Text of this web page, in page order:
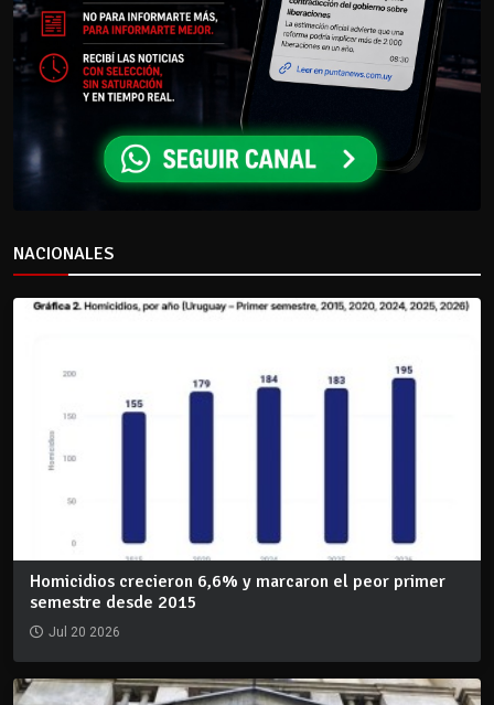
NACIONALES
Homicidios crecieron 6,6% y marcaron el peor primer
semestre desde 2015
Jul 20 2026